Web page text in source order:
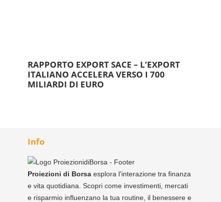
RAPPORTO EXPORT SACE – L’EXPORT
ITALIANO ACCELERA VERSO I 700
MILIARDI DI EURO
Info
Proiezioni di Borsa esplora l'interazione tra finanza
e vita quotidiana. Scopri come investimenti, mercati
e risparmio influenzano la tua routine, il benessere e